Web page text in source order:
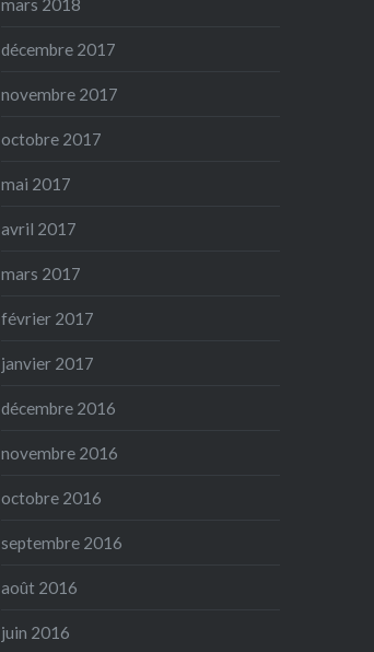
mars 2018
décembre 2017
novembre 2017
octobre 2017
mai 2017
avril 2017
mars 2017
février 2017
janvier 2017
décembre 2016
novembre 2016
octobre 2016
septembre 2016
août 2016
juin 2016